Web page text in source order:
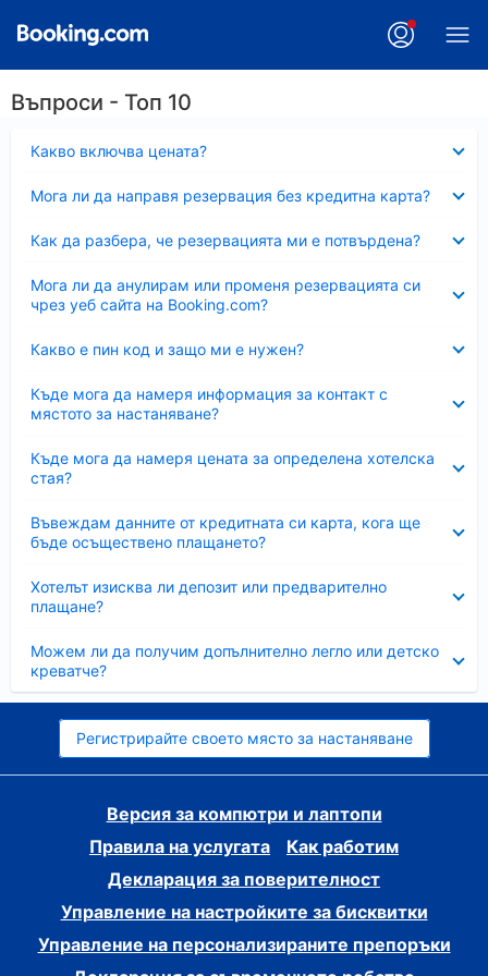
Въпроси - Топ 10
Какво включва цената?
Мога ли да направя резервация без кредитна карта?
Как да разбера, че резервацията ми е потвърдена?
Мога ли да анулирам или променя резервацията си
чрез уеб сайта на Booking.com?
Какво е пин код и защо ми е нужен?
Къде мога да намеря информация за контакт с
мястото за настаняване?
Къде мога да намеря цената за определена хотелска
стая?
Въвеждам данните от кредитната си карта, кога ще
бъде осъществено плащането?
Хотелът изисква ли депозит или предварително
плащане?
Можем ли да получим допълнително легло или детско
креватче?
Регистрирайте своето място за настаняване
Версия за компютри и лаптопи
Правила на услугата
Как работим
Декларация за поверителност
Управление на настройките за бисквитки
Управление на персонализираните препоръки